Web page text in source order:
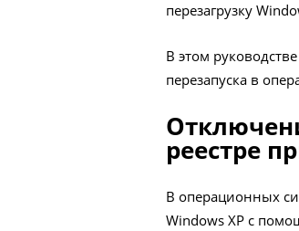
перезагрузку
В этом
перезапуска в
реестре
В операционных
Windows XP с